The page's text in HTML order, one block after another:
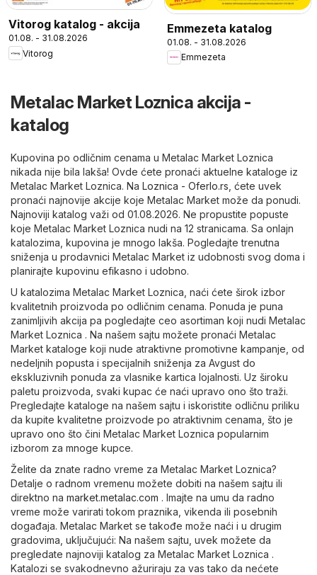
Vitorog katalog - akcija
01.08. - 31.08.2026
Vitorog
Emmezeta katalog
01.08. - 31.08.2026
Emmezeta
Metalac Market Loznica akcija -
katalog
Kupovina po odličnim cenama u Metalac Market Loznica
nikada nije bila lakša! Ovde ćete pronaći aktuelne kataloge iz
Metalac Market Loznica. Na Loznica - Oferlo.rs , ćete uvek
pronaći najnovije akcije koje Metalac Market može da ponudi.
Najnoviji katalog važi od 01.08.2026. Ne propustite popuste
koje Metalac Market Loznica nudi na 12 stranicama. Sa onlajn
katalozima, kupovina je mnogo lakša. Pogledajte trenutna
sniženja u prodavnici Metalac Market iz udobnosti svog doma i
planirajte kupovinu efikasno i udobno.
U katalozima Metalac Market Loznica, naći ćete širok izbor
kvalitetnih proizvoda po odličnim cenama. Ponuda je puna
zanimljivih akcija pa pogledajte ceo asortiman koji nudi Metalac
Market Loznica . Na našem sajtu možete pronaći Metalac
Market kataloge koji nude atraktivne promotivne kampanje, od
nedeljnih popusta i specijalnih sniženja za Avgust do
ekskluzivnih ponuda za vlasnike kartica lojalnosti. Uz široku
paletu proizvoda, svaki kupac će naći upravo ono što traži.
Pregledajte kataloge na našem sajtu i iskoristite odličnu priliku
da kupite kvalitetne proizvode po atraktivnim cenama, što je
upravo ono što čini Metalac Market Loznica popularnim
izborom za mnoge kupce.
Želite da znate radno vreme za Metalac Market Loznica?
Detalje o radnom vremenu možete dobiti na našem sajtu ili
direktno na market.metalac.com . Imajte na umu da radno
vreme može varirati tokom praznika, vikenda ili posebnih
događaja. Metalac Market se takođe može naći i u drugim
gradovima, uključujući: Na našem sajtu, uvek možete da
pregledate najnoviji katalog za Metalac Market Loznica .
Katalozi se svakodnevno ažuriraju za vas tako da nećete